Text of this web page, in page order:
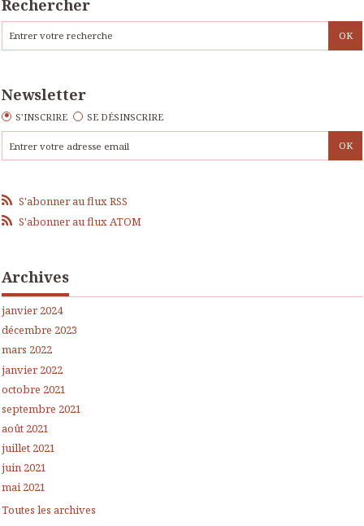
Rechercher
Newsletter
S'INSCRIRE SE DÉSINSCRIRE
S'abonner au flux RSS
S'abonner au flux ATOM
Archives
janvier 2024
décembre 2023
mars 2022
janvier 2022
octobre 2021
septembre 2021
août 2021
juillet 2021
juin 2021
mai 2021
Toutes les archives